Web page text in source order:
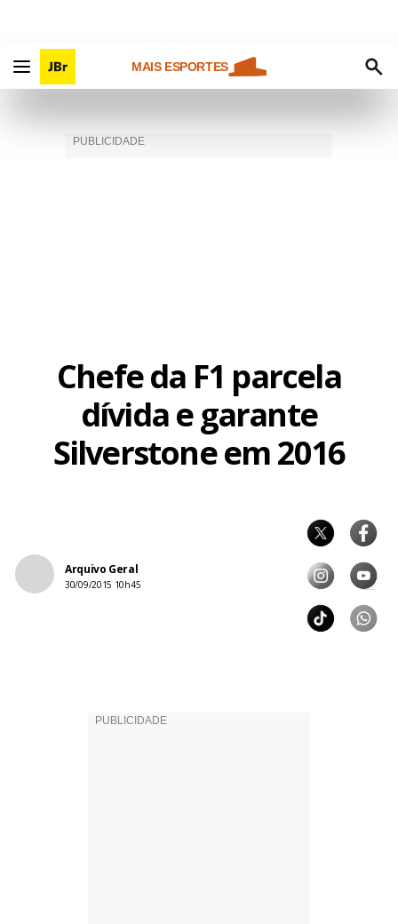
MAIS ESPORTES
Chefe da F1 parcela
dívida e garante
Silverstone em 2016
Arquivo Geral
30/09/2015 10h45